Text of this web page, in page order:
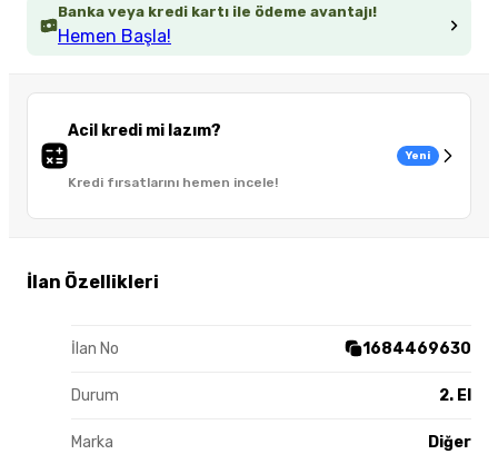
Banka veya kredi kartı ile ödeme avantajı!
Hemen Başla!
Acil kredi mi lazım?
Kredi fırsatlarını hemen incele!
Yeni
İlan Özellikleri
İlan No 1684469630
Durum 2. El
Marka Diğer